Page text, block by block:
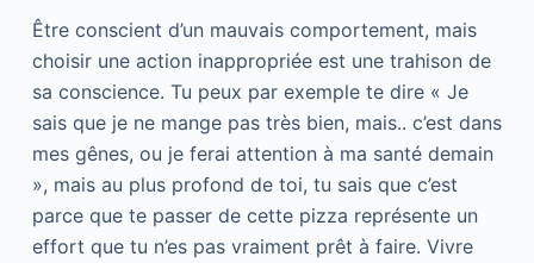
Être conscient d’un mauvais comportement, mais
choisir une action inappropriée est une trahison de
sa conscience. Tu peux par exemple te dire « Je
sais que je ne mange pas très bien, mais.. c’est dans
mes gênes, ou je ferai attention à ma santé demain
», mais au plus profond de toi, tu sais que c’est
parce que te passer de cette pizza représente un
effort que tu n’es pas vraiment prêt à faire. Vivre